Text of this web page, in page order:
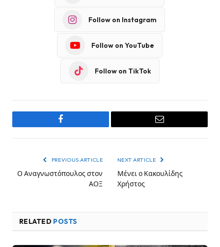
Follow on Instagram
Follow on YouTube
Follow on TikTok
Facebook Email
PREVIOUS ARTICLE
Ο Αναγνωστόπουλος στον
ΑΟΞ
NEXT ARTICLE
Μένει ο Κακουλίδης
Χρήστος
RELATED POSTS